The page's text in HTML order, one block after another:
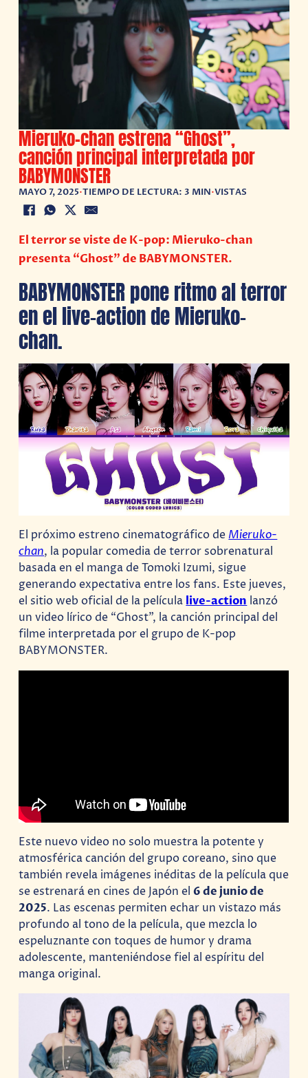
Mieruko-chan estrena “Ghost”,
canción principal interpretada por
BABYMONSTER
MAYO 7, 2025•TIEMPO DE LECTURA: 3 MIN•VISTAS
El terror se viste de K-pop: Mieruko-chan
presenta “Ghost” de BABYMONSTER.
BABYMONSTER pone ritmo al terror
en el live-action de Mieruko-
chan.
El próximo estreno cinematográfico de Mieruko-
chan, la popular comedia de terror sobrenatural
basada en el manga de Tomoki Izumi, sigue
generando expectativa entre los fans. Este jueves,
el sitio web oficial de la película live-action lanzó
un video lírico de “Ghost”, la canción principal del
filme interpretada por el grupo de K-pop
BABYMONSTER.
Este nuevo video no solo muestra la potente y
atmosférica canción del grupo coreano, sino que
también revela imágenes inéditas de la película que
se estrenará en cines de Japón el6 de junio de
2025. Las escenas permiten echar un vistazo más
profundo al tono de la película, que mezcla lo
espeluznante con toques de humor y drama
adolescente, manteniéndose fiel al espíritu del
manga original.